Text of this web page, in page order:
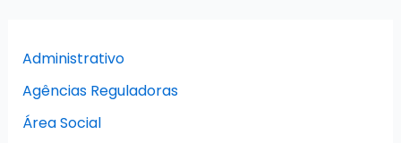
Administrativo
Agências Reguladoras
Área Social